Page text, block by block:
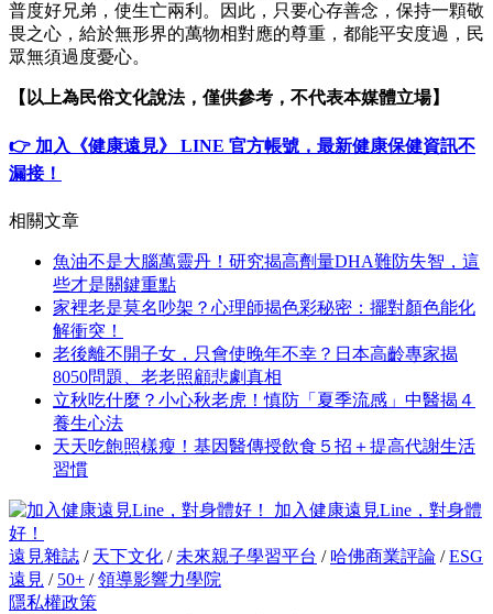
普度好兄弟，使生亡兩利。因此，只要心存善念，保持一顆敬
畏之心，給於無形界的萬物相對應的尊重，都能平安度過，民
眾無須過度憂心。
【以上為民俗文化說法，僅供參考，不代表本媒體立場】
👉 加入《健康遠見》 LINE 官方帳號，最新健康保健資訊不
漏接！
相關文章
魚油不是大腦萬靈丹！研究揭高劑量DHA難防失智，這
些才是關鍵重點
家裡老是莫名吵架？心理師揭色彩秘密：擺對顏色能化
解衝突！
老後離不開子女，只會使晚年不幸？日本高齡專家揭
8050問題、老老照顧悲劇真相
立秋吃什麼？小心秋老虎！慎防「夏季流感」中醫揭４
養生心法
天天吃飽照樣瘦！基因醫傳授飲食５招＋提高代謝生活
習慣
加入健康遠見Line，對身體
好！
遠見雜誌 / 天下文化 / 未來親子學習平台 / 哈佛商業評論 /ESG
遠見 / 50+ /領導影響力學院
隱私權政策